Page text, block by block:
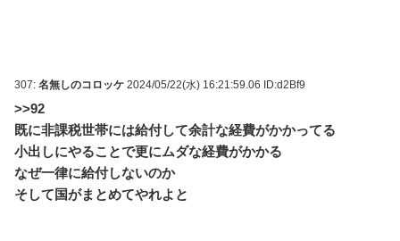
307: 名無しのコロッケ 2024/05/22(水) 16:21:59.06 ID:d2Bf9
>>92
既に非課税世帯には給付して余計な経費がかかってる
小出しにやることで更にムダな経費がかかる
なぜ一律に給付しないのか
そして国がまとめてやれよと